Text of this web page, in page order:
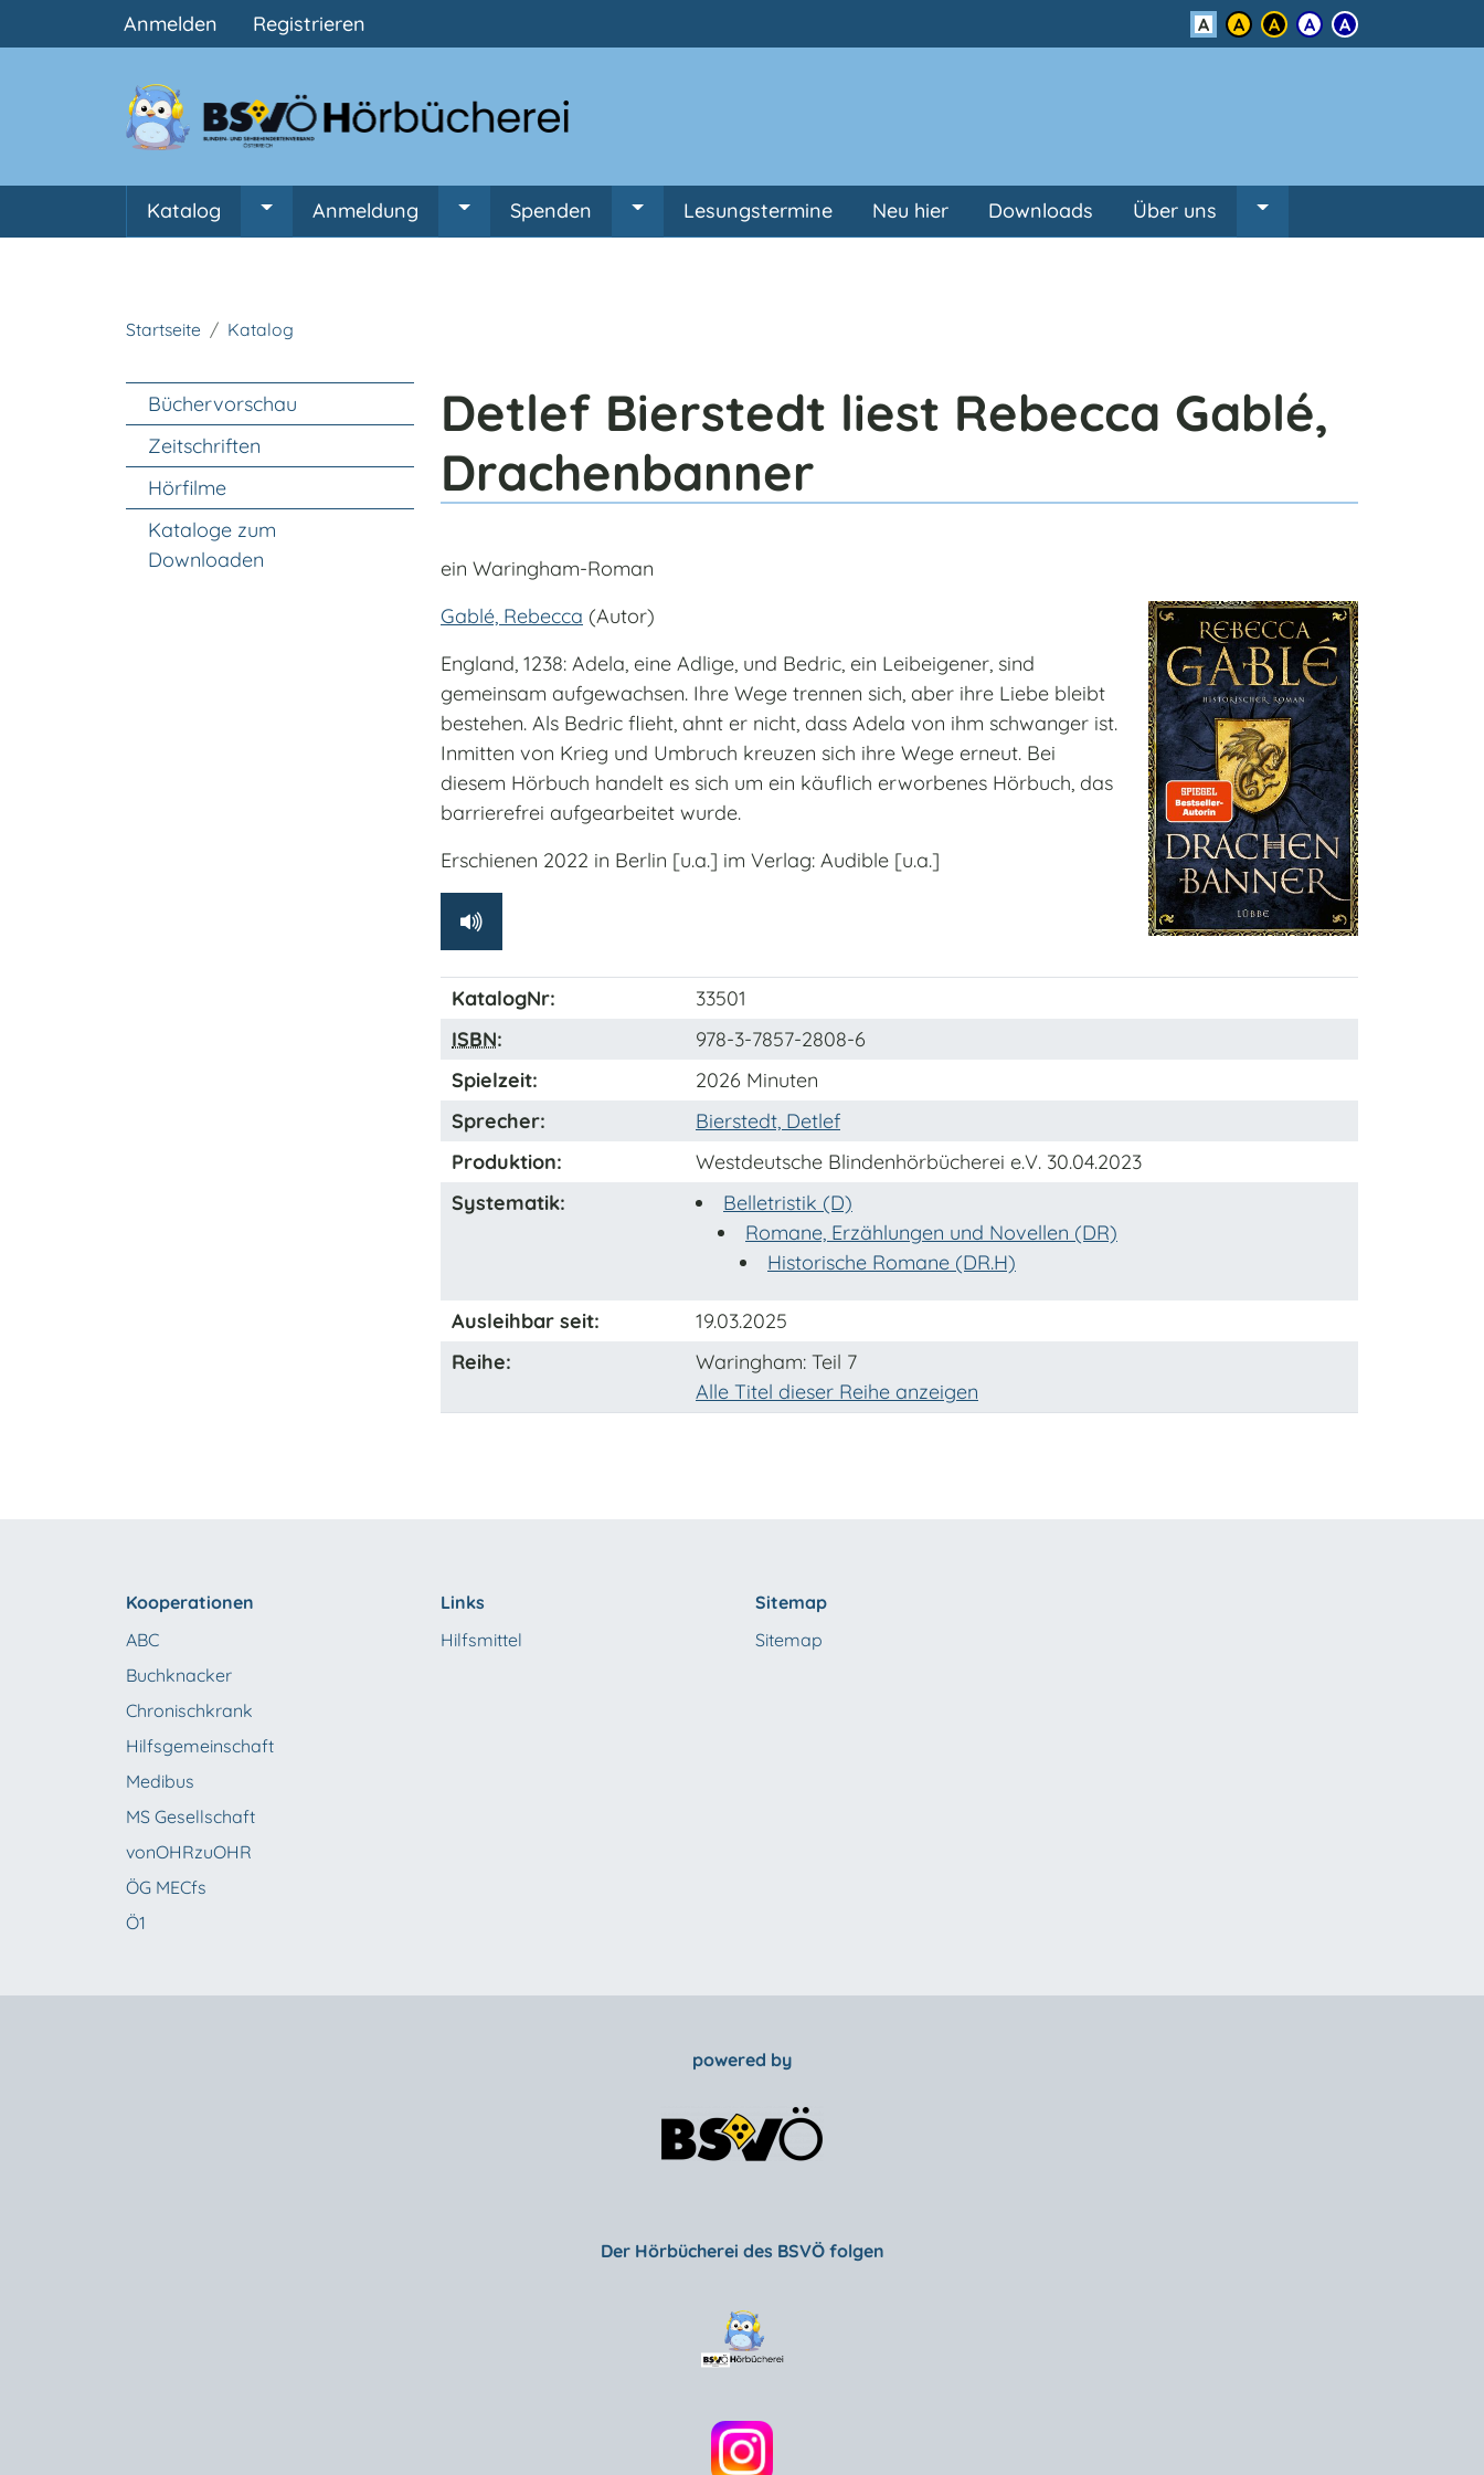
Benutzermenü
Anmelden Registrieren Kontrast
Hauptnavigation
Katalog Untermenü von Katalog
Anmeldung Untermenü von Anmeldung
Spenden Untermenü von Spenden
Lesungstermine Neu hier Downloads Über uns
Startseite Katalog
Detlef Bierstedt liest Rebecca Gablé,
Drachenbanner
ein Waringham-Roman
Gablé, Rebecca (Autor)
England, 1238: Adela, eine Adlige, und Bedric, ein Leibeigener, sind
gemeinsam aufgewachsen. Ihre Wege trennen sich, aber ihre Liebe bleibt
bestehen. Als Bedric flieht, ahnt er nicht, dass Adela von ihm schwanger ist.
Inmitten von Krieg und Umbruch kreuzen sich ihre Wege erneut. Bei
diesem Hörbuch handelt es sich um ein käuflich erworbenes Hörbuch, das
barrierefrei aufgearbeitet wurde.
Erschienen 2022 in Berlin [u.a.] im Verlag: Audible [u.a.]
KatalogNr:
33501
ISBN:
978-3-7857-2808-6
Spielzeit:
2026 Minuten
Sprecher:
Bierstedt, Detlef
Produktion:
Westdeutsche Blindenhörbücherei e.V. 30.04.2023
Systematik:
Belletristik (D)
Romane, Erzählungen und Novellen (DR)
Historische Romane (DR.H)
Ausleihbar seit:
19.03.2025
Reihe:
Waringham: Teil 7
Alle Titel dieser Reihe anzeigen
Unter Navigation
Büchervorschau
Zeitschriften
Hörfilme
Kataloge zum
Downloaden
Kooperationen
ABC
Buchknacker
Chronischkrank
Hilfsgemeinschaft
Medibus
MS Gesellschaft
vonOHRzuOHR
ÖG MECfs
Ö1
Links
Hilfsmittel
Sitemap
Sitemap
powered by
Der Hörbücherei des BSVÖ folgen